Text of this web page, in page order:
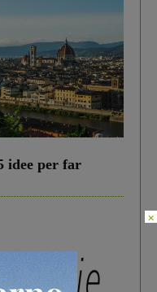
idee per far
×